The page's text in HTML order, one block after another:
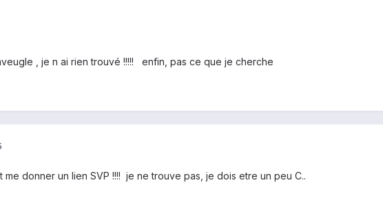
, je n ai rien trouvé !!!!! enfin, pas ce que je cherche
me donner un lien SVP !!!! je ne trouve pas, je dois etre un peu C..